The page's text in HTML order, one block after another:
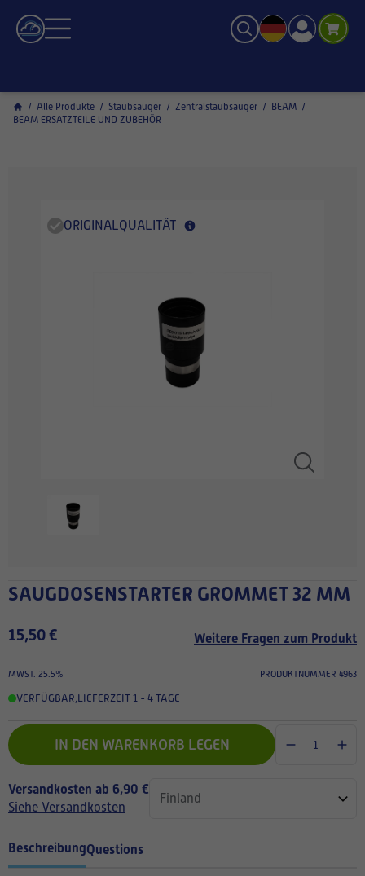
/ Alle Produkte / Staubsauger / Zentralstaubsauger / BEAM /
BEAM ERSATZTEILE UND ZUBEHÖR
ORIGINALQUALITÄT
SAUGDOSENSTARTER GROMMET 32 MM
15,50 € Weitere Fragen zum Produkt
MWST. 25.5% PRODUKTNUMMER 4963
VERFÜGBAR,LIEFERZEIT 1 - 4 TAGE
IN DEN WARENKORB LEGEN
Versandkosten ab 6,90 €
Siehe Versandkosten
BeschreibungQuestions